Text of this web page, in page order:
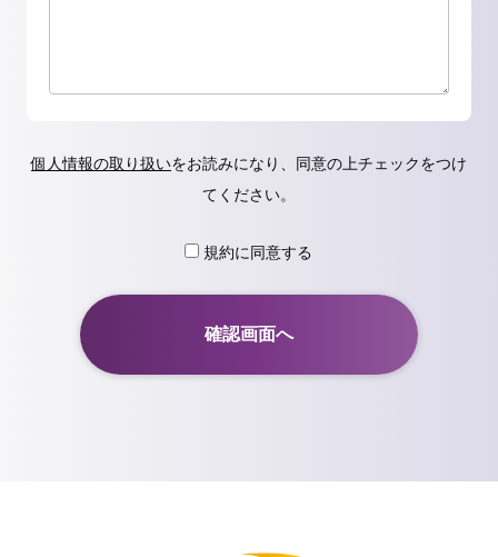
個人情報の取り扱いをお読みになり、同意の上チェックをつけ
てください。
規約に同意する